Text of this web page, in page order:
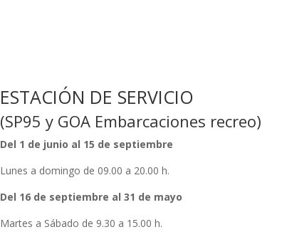
ESTACIÓN DE SERVICIO
(SP95 y GOA Embarcaciones recreo)
Del 1 de junio al 15 de septiembre
Lunes a domingo de 09.00 a 20.00 h.
Del 16 de septiembre al 31 de mayo
Martes a Sábado de 9.30 a 15.00 h.